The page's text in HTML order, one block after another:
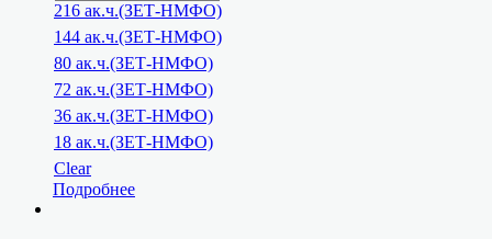
216 ак.ч.(ЗЕТ-НМФО)
144 ак.ч.(ЗЕТ-НМФО)
80 ак.ч.(ЗЕТ-НМФО)
72 ак.ч.(ЗЕТ-НМФО)
36 ак.ч.(ЗЕТ-НМФО)
18 ак.ч.(ЗЕТ-НМФО)
Clear
Подробнее